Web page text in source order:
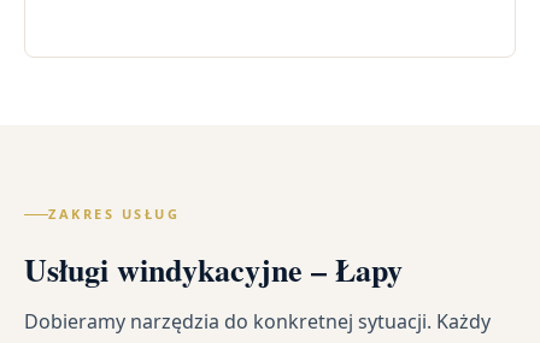
ZAKRES USŁUG
Usługi windykacyjne – Łapy
Dobieramy narzędzia do konkretnej sytuacji. Każdy